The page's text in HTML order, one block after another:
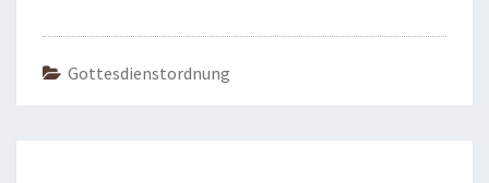
Gottesdienstordnung